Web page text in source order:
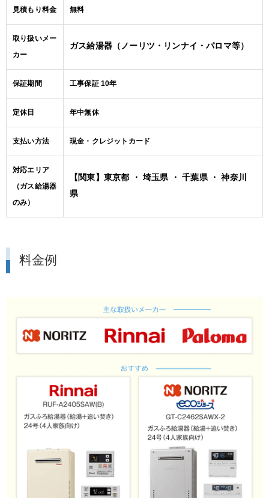
見積もり料金 無料
取り扱いメー
カー
ガス給湯器（ノーリツ・リンナイ・パロマ等）
保証期間 工事保証 10年
定休日 年中無休
支払い方法 現金・クレジットカード
対応エリア
（ガス給湯器
のみ）
【関東】東京都 ・ 埼玉県 ・ 千葉県 ・ 神奈川
県
料金例